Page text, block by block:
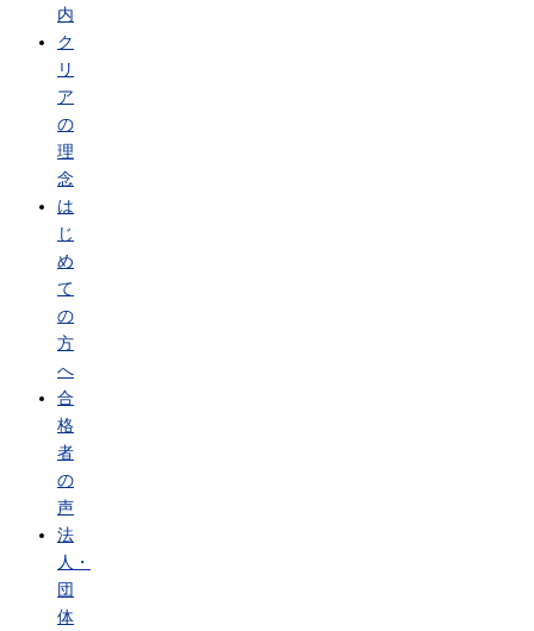
内
ク
リ
ア
の
理
念
は
じ
め
て
の
方
へ
合
格
者
の
声
法
人・
団
体